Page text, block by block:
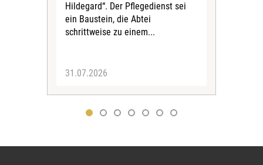
Hildegard“. Der Pflegedienst sei
ein Baustein, die Abtei
schrittweise zu einem...
31.07.2026